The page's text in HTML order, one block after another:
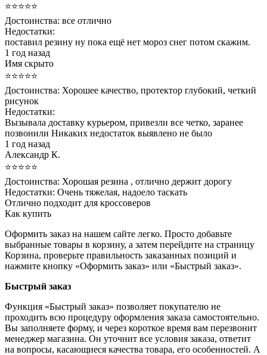
⭐⭐⭐⭐⭐
Достоинства: все отлично
Недостатки:
поставил резину ну пока ещё нет мороз снег потом скажим.
1 год назад
Имя скрыто
⭐⭐⭐⭐⭐
Достоинства: Хорошее качество, протектор глубокий, четкий
рисунок
Недостатки:
Вызывала доставку курьером, привезли все четко, заранее
позвонили Никаких недостаток выявлено не было
1 год назад
Александр К.
⭐⭐⭐⭐⭐
Достоинства: Хорошая резина , отлично держит дорогу
Недостатки: Очень тяжелая, надоело таскать
Отлично подходит для кроссоверов
Как купить
Оформить заказ на нашем сайте легко. Просто добавьте
выбранные товары в корзину, а затем перейдите на страницу
Корзина, проверьте правильность заказанных позиций и
нажмите кнопку «Оформить заказ» или «Быстрый заказ».
Быстрый заказ
Функция «Быстрый заказ» позволяет покупателю не
проходить всю процедуру оформления заказа самостоятельно.
Вы заполняете форму, и через короткое время вам перезвонит
менеджер магазина. Он уточнит все условия заказа, ответит
на вопросы, касающиеся качества товара, его особенностей. А